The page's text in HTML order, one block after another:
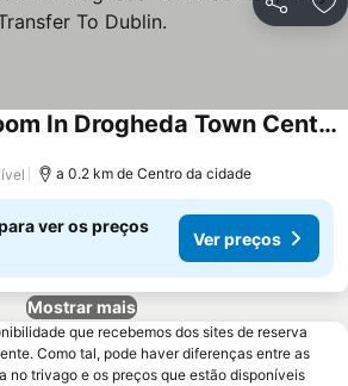
Partilhar
Delux Private Room In Drogheda Town Center , Easy Transfer To Dublin.
a 0.2 km de Centro da cidade
ver os preços
Ver preços
Mostrar mais
que recebemos dos sites de reserva
Como tal, pode haver diferenças entre as
no trivago e os preços que estão disponíveis